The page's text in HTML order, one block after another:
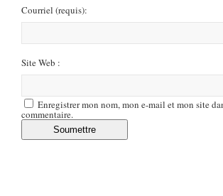
Courriel (requis):
Site Web :
Enregistrer mon nom, mon e-mail et mon site
commentaire.